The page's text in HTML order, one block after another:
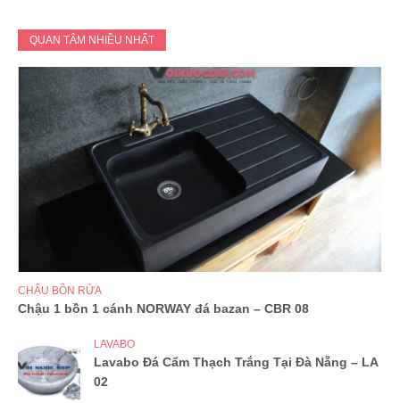
QUAN TÂM NHIỀU NHẤT
CHẬU BỒN RỬA
Chậu 1 bồn 1 cánh NORWAY đá bazan – CBR 08
LAVABO
Lavabo Đá Cẩm Thạch Trắng Tại Đà Nẵng – LA
02